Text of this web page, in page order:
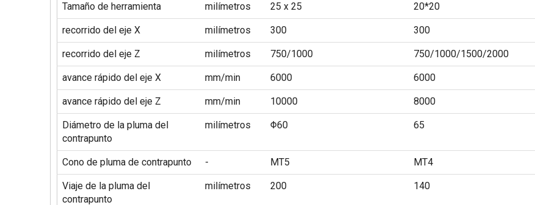
Tamaño de herramienta milímetros 25 x 25 20*20
recorrido del eje X milímetros 300 300
recorrido del eje Z milímetros 750/1000 750/1000/1500/2000
avance rápido del eje X mm/min 6000 6000
avance rápido del eje Z mm/min 10000 8000
Diámetro de la pluma del
contrapunto
milímetros Φ60 65
Cono de pluma de contrapunto - MT5 MT4
Viaje de la pluma del
contrapunto
milímetros 200 140